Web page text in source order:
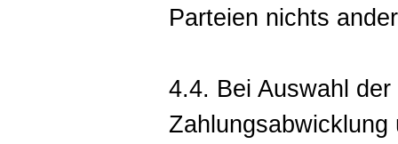
Parteien nichts
4.4. Bei Auswahl